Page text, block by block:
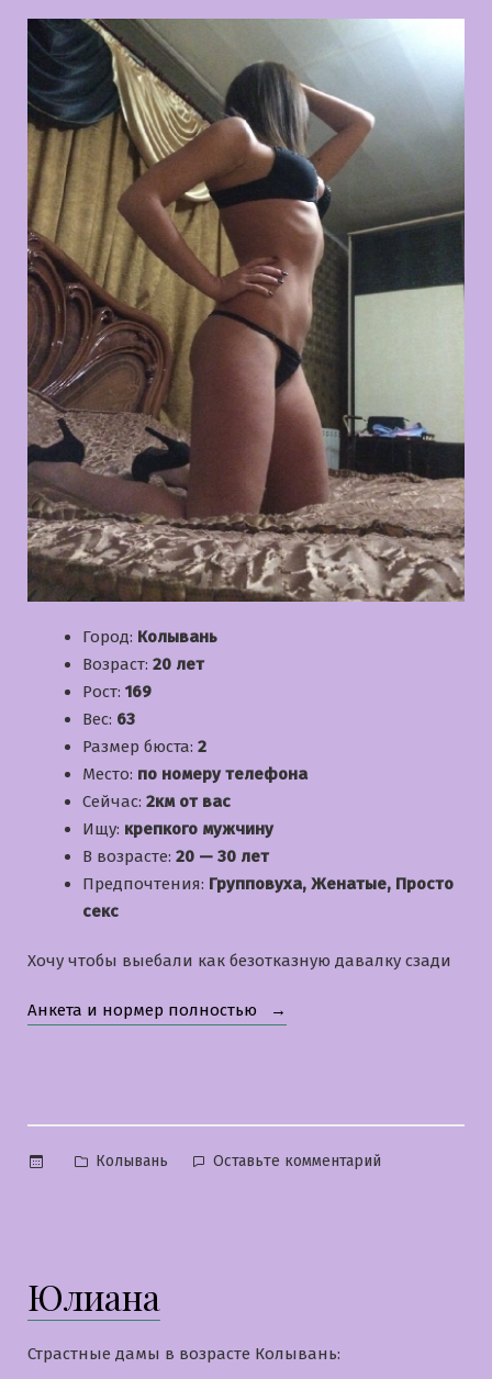
Город: Колывань
Возраст: 20 лет
Рост: 169
Вес: 63
Размер бюста: 2
Место: по номеру телефона
Сейчас: 2км от вас
Ищу: крепкого мужчину
В возрасте: 20 — 30 лет
Предпочтения: Групповуха, Женатые, Просто
секс
Хочу чтобы выебали как безотказную давалку сзади
Анкета и нормер полностью «Алеся»
Опубликовано
Колывань Оставьте комментарий
Юлиана
Страстные дамы в возрасте Колывань: